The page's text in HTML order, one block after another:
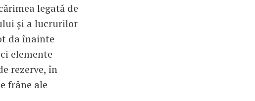
legată de
și a lucrurilor
da înainte
elemente
rezerve, în
frâne ale